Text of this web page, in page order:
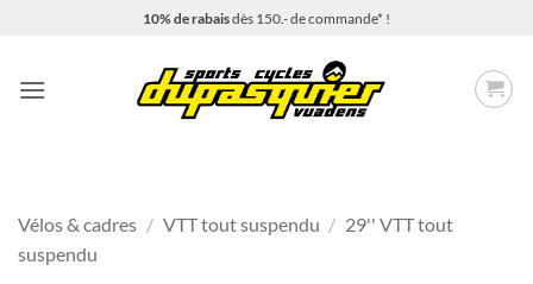
10% de rabaisdès 150.- de commande* !
Vélos & cadres / VTT tout suspendu / 29'' VTT tout
suspendu